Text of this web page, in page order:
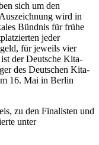
sich um den
wird in
Bündnis für frühe
jeder
für jeweils vier
der Deutsche Kita-
des Deutschen Kita-
16. Mai in Berlin
zu den Finalisten und
unter